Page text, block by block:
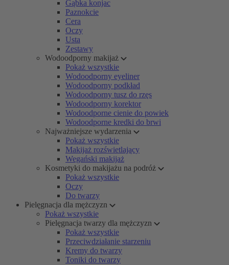
Gąbka konjac
Paznokcie
Cera
Oczy
Usta
Zestawy
Wodoodporny makijaż
Pokaż wszystkie
Wodoodporny eyeliner
Wodoodporny podkład
Wodoodporny tusz do rzęs
Wodoodporny korektor
Wodoodporne cienie do powiek
Wodoodporne kredki do brwi
Najważniejsze wydarzenia
Pokaż wszystkie
Makijaż rozświetlający
Wegański makijaż
Kosmetyki do makijażu na podróż
Pokaż wszystkie
Oczy
Do twarzy
Pielęgnacja dla mężczyzn
Pokaż wszystkie
Pielęgnacja twarzy dla mężczyzn
Pokaż wszystkie
Przeciwdziałanie starzeniu
Kremy do twarzy
Toniki do twarzy